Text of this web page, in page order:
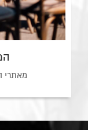
מאתרי